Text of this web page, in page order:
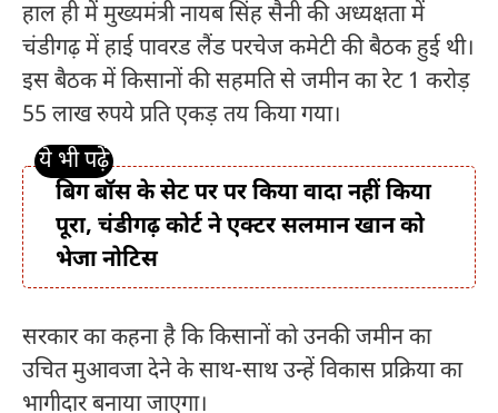
हाल ही में मुख्यमंत्री नायब सिंह सैनी की अध्यक्षता में
चंडीगढ़ में हाई पावरड लैंड परचेज कमेटी की बैठक हुई थी।
इस बैठक में किसानों की सहमति से जमीन का रेट 1 करोड़
55 लाख रुपये प्रति एकड़ तय किया गया।
बिग बॉस के सेट पर पर किया वादा नहीं किया
पूरा, चंडीगढ़ कोर्ट ने एक्टर सलमान खान को
भेजा नोटिस
सरकार का कहना है कि किसानों को उनकी जमीन का
उचित मुआवजा देने के साथ-साथ उन्हें विकास प्रक्रिया का
भागीदार बनाया जाएगा।